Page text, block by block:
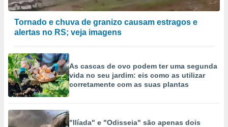
Tornado e chuva de granizo causam estragos e
alertas no RS; veja imagens
As cascas de ovo podem ter uma segunda
vida no seu jardim: eis como as utilizar
corretamente com as suas plantas
"Ilíada" e "Odisseia" são apenas dois